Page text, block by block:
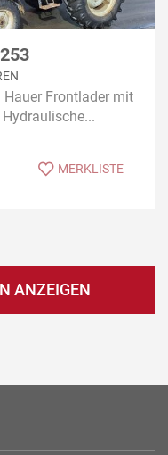
Frontlader mit
MERKLISTE
ANZEIGEN